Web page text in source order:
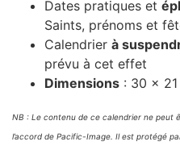
Dates pratiques et
Saints, prénoms et
Calendrier à
prévu à cet effet
Dimensions : 30 x
NB : Le contenu de ce calendrier ne peut
l’accord de Pacific-Image. Il est protégé